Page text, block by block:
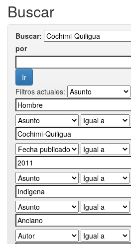
Buscar
Buscar:
por
Filtros actuales: